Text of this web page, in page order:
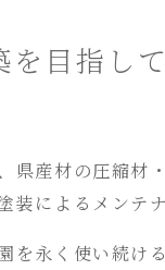
目指し
県産材の圧縮材
によるメンテ
を永く使い続け